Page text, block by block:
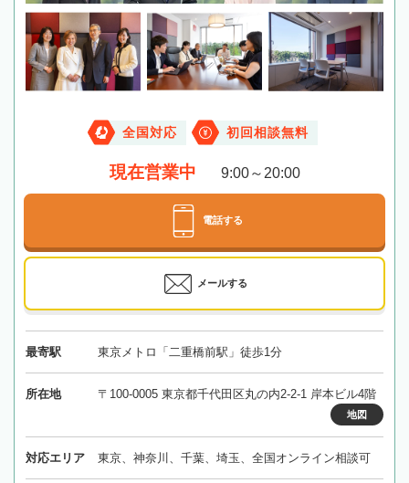
全国対応 初回相談無料
現在営業中 9:00～20:00
電話する
メールする
最寄駅 東京メトロ「二重橋前駅」徒歩1分
所在地 〒100-0005 東京都千代田区丸の内2-2-1 岸本ビル4階
地図
対応エリア 東京、神奈川、千葉、埼玉、全国オンライン相談可